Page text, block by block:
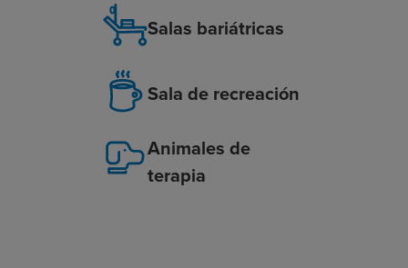
Salas bariátricas
Sala de recreación
Animales de
terapia